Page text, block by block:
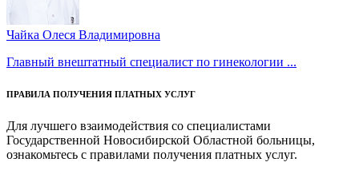
Чайка Олеся Владимировна
Главный внештатный специалист по гинекологии ...
ПРАВИЛА ПОЛУЧЕНИЯ ПЛАТНЫХ УСЛУГ
Для лучшего взаимодействия со специалистами
Государственной Новосибирской Областной больницы,
ознакомьтесь с правилами получения платных услуг.